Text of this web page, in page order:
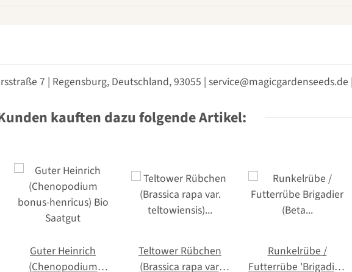
7 | Regensburg, Deutschland, 93055 |
kauften dazu folgende Artikel:
Guter Heinrich
(Chenopodium
Teltower Rübchen
(Brassica rapa var.
Runkelrübe /
Futterrübe 'Brigadier'